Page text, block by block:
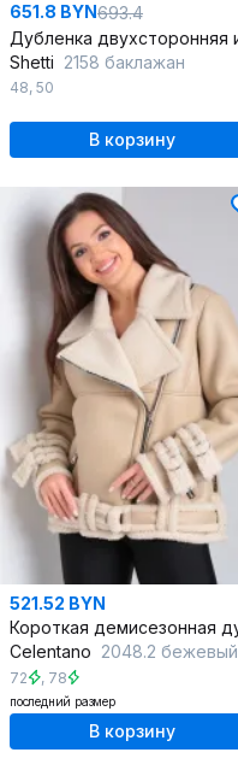
651.8 BYN693.4
Shetti 2158 баклажан
48, 50
В корзину
521.52 BYN
Celentano 2048.2 бежевый
72 , 78
последний размер
В корзину